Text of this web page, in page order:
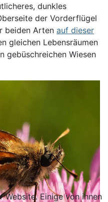
dunkles
der Vorderflügel
beiden Arten auf dieser
gleichen Lebensräumen
gebüschreichen Wiesen
Website. Einige von ihnen